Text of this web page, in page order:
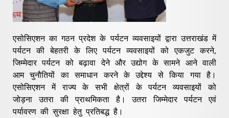
एसोसिएशन का गठन प्रदेश के पर्यटन व्यवसाइयों द्वारा उत्तराखंड में
पर्यटन की बेहतरी के लिए पर्यटन व्यवसाइयों को एकजुट करने,
जिम्मेदार पर्यटन को बढ़ावा देने और उद्योग के सामने आने वाली
आम चुनौतियों का समाधान करने के उद्देश्य से किया गया है।
एसोसिएशन में राज्य के सभी क्षेत्रों के पर्यटन व्यवसाइयों को
जोड़ना उतरा की प्राथमिकता है। उतरा जिम्मेदार पर्यटन एवं
पर्यावरण की सुरक्षा हेतु प्रतिबद्ध है।